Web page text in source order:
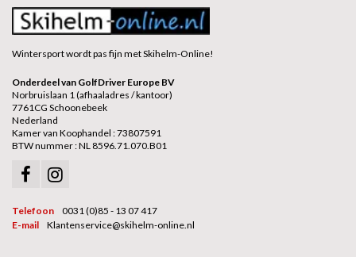
Wintersport wordt pas fijn met Skihelm-Online!
Onderdeel van GolfDriver Europe BV
Norbruislaan 1 (afhaaladres / kantoor)
7761CG Schoonebeek
Nederland
Kamer van Koophandel : 73807591
BTW nummer : NL 8596.71.070.B01
Telefoon
0031 (0)85 - 13 07 417
E-mail
Klantenservice@skihelm-online.nl